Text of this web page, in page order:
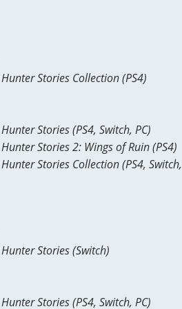
Stories Collection (PS4)
Stories (PS4, Switch, PC)
Stories 2: Wings of Ruin (PS4)
Stories Collection (PS4,
Stories (Switch)
Stories (PS4, Switch, PC)